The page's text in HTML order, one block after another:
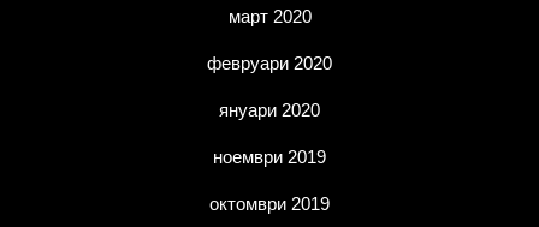
март 2020
февруари 2020
януари 2020
ноември 2019
октомври 2019